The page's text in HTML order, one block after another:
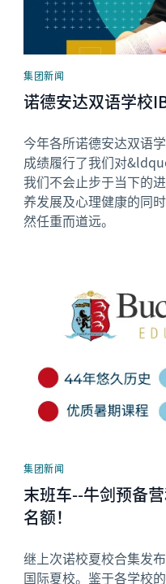
集团新闻
诺德安达双语学校
今年各所诺德安达双语
成绩履行了我们对
我们不会止步于当下的
养发展及心理健康的同
然任重而道远。
集团新闻
末班车--牛剑预备
名额！
继上次诺校夏校合集发
国际夏校。鉴于各学校